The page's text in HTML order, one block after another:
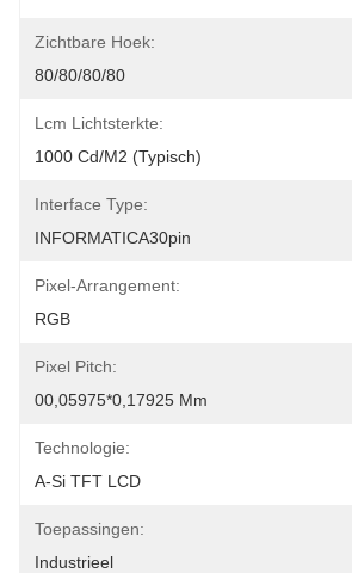
Zichtbare Hoek:
80/80/80/80
Lcm Lichtsterkte:
1000 Cd/m2 (typisch)
Interface Type:
INFORMATICA30pin
Pixel-Arrangement:
RGB
Pixel Pitch:
00,05975*0,17925 Mm
Technologie:
A-Si TFT LCD
Toepassingen:
Industrieel